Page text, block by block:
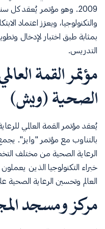
2009. وهو مؤتمر يُعقد كل
والتكنولوجيا، ويعزز اعتماد
بمثابة طبق اختبار لإدخال
التدريس.
مؤتمر القمة
الصحية (ويش)
يُعقد مؤتمر القمة العالمي
بالتناوب مع مؤتمر "وايز".
الرعاية الصحية من مختلف
خبراء التكنولوجيا الذين
العالم وتحسين الرعاية
مركز ومسجد